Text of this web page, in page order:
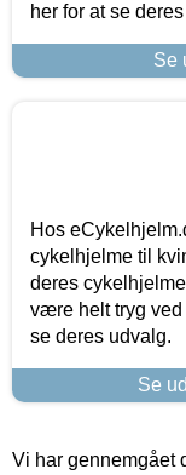
her for at se
Se
Hos
cykelhjelme til
deres
være helt tryg ved
se deres udvalg.
Se
Vi har gennemgået